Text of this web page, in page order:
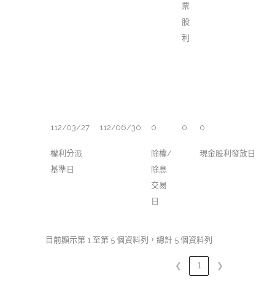
票
股
利
112/03/27 112/06/30 0 0 0
權利分派
基準日
除權/
除息
交易
日
現金股利發放日
目前顯示第 1 至第 5 個資料列，總計 5 個資料列
❮ 1 ❯